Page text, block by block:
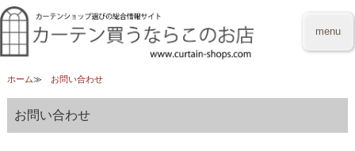
menu
ホーム お問い合わせ
お問い合わせ